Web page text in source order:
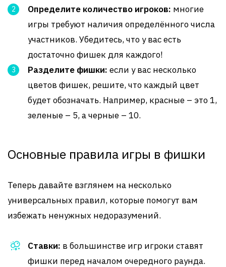
Определите количество игроков: многие
игры требуют наличия определённого числа
участников. Убедитесь, что у вас есть
достаточно фишек для каждого!
Разделите фишки: если у вас несколько
цветов фишек, решите, что каждый цвет
будет обозначать. Например, красные – это 1,
зеленые – 5, а черные – 10.
Основные правила игры в фишки
Теперь давайте взглянем на несколько
универсальных правил, которые помогут вам
избежать ненужных недоразумений.
Ставки: в большинстве игр игроки ставят
фишки перед началом очередного раунда.